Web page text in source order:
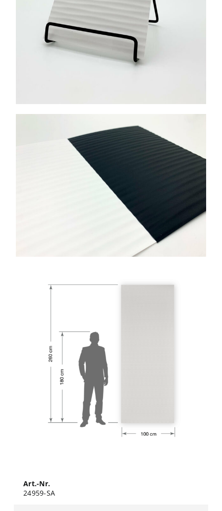
Art.-Nr.
24959-SA